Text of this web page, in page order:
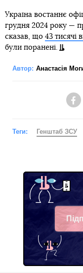
Україна востаннє
грудня 2024 року —
сказав, що 43 тисячі
були поранені.
Автор: Анастасія
Теги: Генштаб ЗСУ